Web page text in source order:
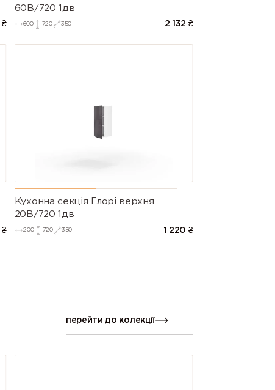
₴
60В/720 1дв
600 720 350 2 132 ₴
₴
Кухонна секція Глорі верхня
20В/720 1дв
200 720 350 1 220 ₴
перейти до колекції